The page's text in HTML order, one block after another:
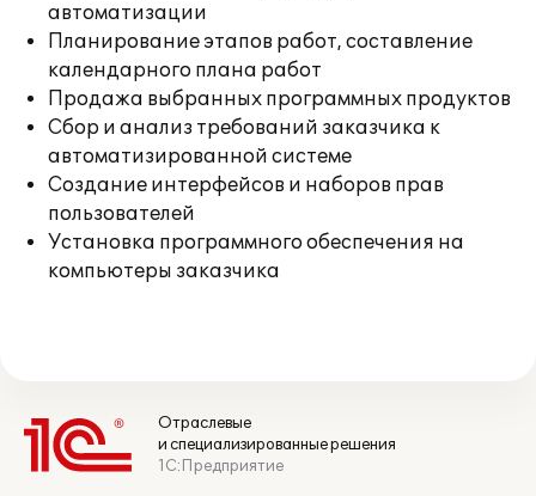
автоматизации
Планирование этапов работ, составление
календарного плана работ
Продажа выбранных программных продуктов
Сбор и анализ требований заказчика к
автоматизированной системе
Создание интерфейсов и наборов прав
пользователей
Установка программного обеспечения на
компьютеры заказчика
Отраслевые
и специализированные решения
1С:Предприятие